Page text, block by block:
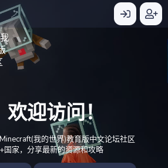
迎访问！
我的世界)教育版中文论坛社区
国家，分享最新的资源和攻略